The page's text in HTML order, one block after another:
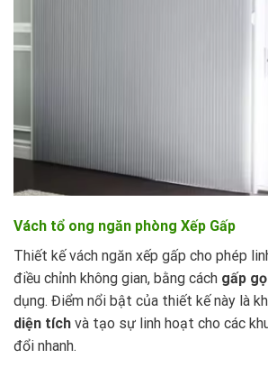
Vách tổ ong ngăn phòng Xếp Gấp
Thiết kế vách ngăn xếp gấp cho phép
điều chỉnh không gian, bằng cách gấp
dụng. Điểm nổi bật của thiết kế này là
diện tích và tạo sự linh hoạt cho các
đổi nhanh.